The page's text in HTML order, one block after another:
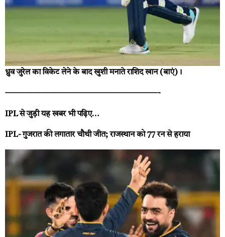
ध्रुव जुरेल का विकेट लेने के बाद खुशी मनाते राशिद खान (बाएं)।
———————————————————-
IPL से जुड़ी यह खबर भी पढ़िए…
IPL- गुजरात की लगातार चौथी जीत; राजस्थान को 77 रन से हराया